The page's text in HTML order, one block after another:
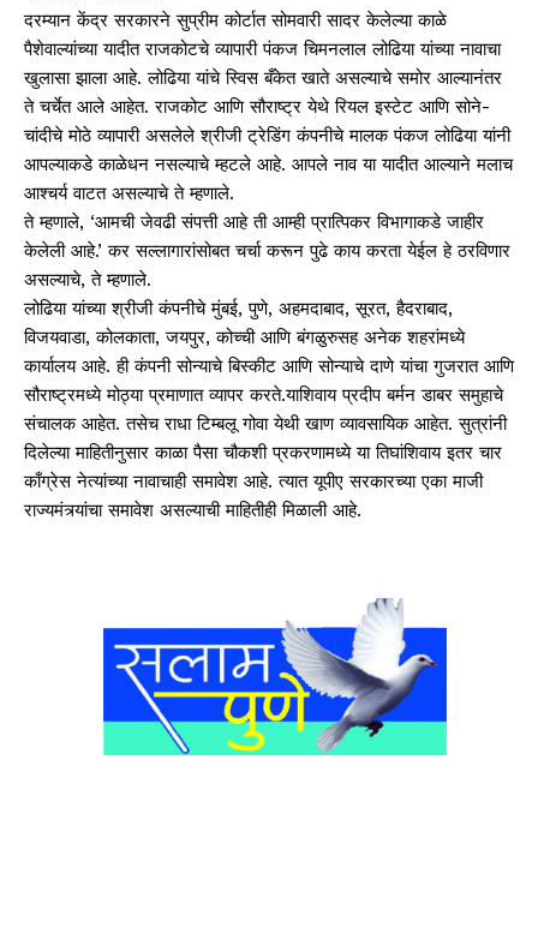
दरम्यान केंद्र सरकारने सुप्रीम कोर्टात सोमवारी सादर केलेल्या काळे
पैशेवाल्यांच्या यादीत राजकोटचे व्यापारी पंकज चिमनलाल लोढिया यांच्या नावाचा
खुलासा झाला आहे. लोढिया यांचे स्विस बँकेत खाते असल्याचे समोर आल्यानंतर
ते चर्चेत आले आहेत. राजकोट आणि सौराष्ट्र येथे रियल इस्टेट आणि सोने-
चांदीचे मोठे व्यापारी असलेले श्रीजी ट्रेडिंग कंपनीचे मालक पंकज लोढिया यांनी
आपल्याकडे काळेधन नसल्याचे म्हटले आहे. आपले नाव या यादीत आल्याने मलाच
आश्चर्य वाटत असल्याचे ते म्हणाले.
ते म्हणाले, ‘आमची जेवढी संपत्ती आहे ती आम्ही प्रात्पिकर विभागाकडे जाहीर
केलेली आहे.’ कर सल्लागारांसोबत चर्चा करून पुढे काय करता येईल हे ठरविणार
असल्याचे, ते म्हणाले.
लोढिया यांच्या श्रीजी कंपनीचे मुंबई, पुणे, अहमदाबाद, सूरत, हैदराबाद,
विजयवाडा, कोलकाता, जयपुर, कोच्ची आणि बंगळुरुसह अनेक शहरांमध्ये
कार्यालय आहे. ही कंपनी सोन्याचे बिस्कीट आणि सोन्याचे दाणे यांचा गुजरात आणि
सौराष्ट्रमध्ये मोठ्या प्रमाणात व्यापर करते.याशिवाय प्रदीप बर्मन डाबर समुहाचे
संचालक आहेत. तसेच राधा टिम्बलू गोवा येथी खाण व्यावसायिक आहेत. सुत्रांनी
दिलेल्या माहितीनुसार काळा पैसा चौकशी प्रकरणामध्ये या तिघांशिवाय इतर चार
काँग्रेस नेत्यांच्या नावाचाही समावेश आहे. त्यात यूपीए सरकारच्या एका माजी
राज्यमंत्र्यांचा समावेश असल्याची माहितीही मिळाली आहे.